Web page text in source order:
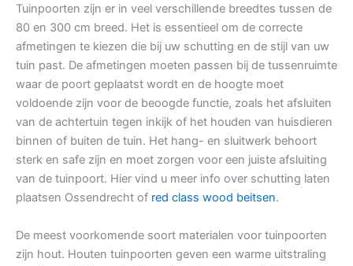
Tuinpoorten zijn er in veel verschillende breedtes tussen de
80 en 300 cm breed. Het is essentieel om de correcte
afmetingen te kiezen die bij uw schutting en de stijl van uw
tuin past. De afmetingen moeten passen bij de tussenruimte
waar de poort geplaatst wordt en de hoogte moet
voldoende zijn voor de beoogde functie, zoals het afsluiten
van de achtertuin tegen inkijk of het houden van huisdieren
binnen of buiten de tuin. Het hang- en sluitwerk behoort
sterk en safe zijn en moet zorgen voor een juiste afsluiting
van de tuinpoort. Hier vind u meer info over schutting laten
plaatsen Ossendrecht of red class wood beitsen.
De meest voorkomende soort materialen voor tuinpoorten
zijn hout. Houten tuinpoorten geven een warme uitstraling